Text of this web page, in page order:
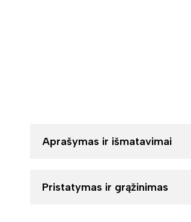
Aprašymas ir išmatavimai
Pristatymas ir grąžinimas